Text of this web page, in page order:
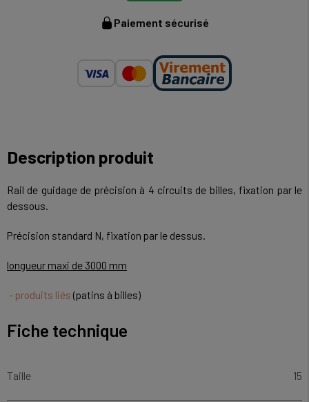
Paiement sécurisé
Description produit
Rail de guidage de précision à 4 circuits de billes, fixation par le
dessous.
Précision standard N, fixation par le dessus.
longueur maxi de 3000 mm
- produits liés (patins à billes)
Fiche technique
Taille 15